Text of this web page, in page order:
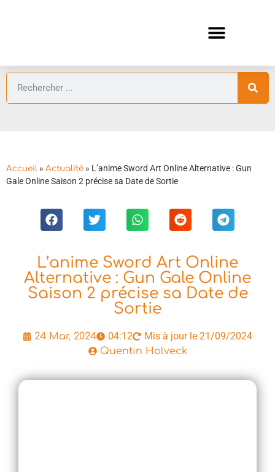
Accueil » Actualité » L’anime Sword Art Online Alternative : Gun
Gale Online Saison 2 précise sa Date de Sortie
L’anime Sword Art Online
Alternative : Gun Gale Online
Saison 2 précise sa Date de
Sortie
24 Mar, 2024 04:12 Mis à jour le 21/09/2024
Quentin Holveck